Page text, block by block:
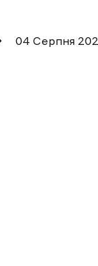
04 Cерпня